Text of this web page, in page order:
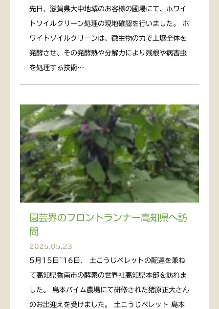
先日、滋賀県大中地域のお客様の圃場にて、ホワイ
トソイルクリーン処理の現地確認を行いました。 ホ
ワイトソイルクリーンは、微生物の力で土壌全体を
発酵させ、その発酵熱や分解力により残根や病害虫
を処理する技術…
園芸界のフロントランナー高知県へ訪
問
2025.05.23
5月15日~16日、 土こうじペレットの配達を兼ね
て高知県香南市の酵素の世界社高知県本部を訪れま
した。 島本バイム農場にて研修された猪原正大さん
のお出迎えを受けました。 土こうじペレット 島本